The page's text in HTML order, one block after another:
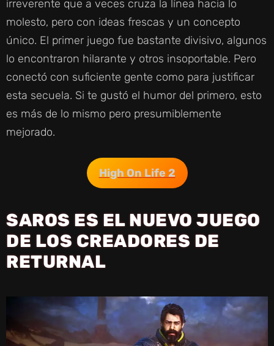
irreverente que a veces cruza la línea hacia lo
molesto, pero con ideas frescas y un concepto
único. El primer juego fue bastante divisivo, algunos
lo encontraron hilarante y otros insoportable. Pero
conectó con suficiente gente como para justificar
esta secuela. Si te gustó el humor del primero, esto
es más de lo mismo pero presumiblemente
mejorado.
High On Life 2
SAROS ES EL NUEVO JUEGO
DE LOS CREADORES DE
RETURNAL